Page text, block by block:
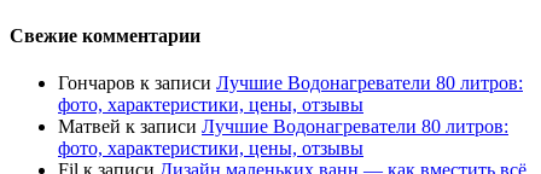
Свежие комментарии
Гончаров к записи Лучшие Водонагреватели 80 литров:
фото, характеристики, цены, отзывы
Матвей к записи Лучшие Водонагреватели 80 литров:
фото, характеристики, цены, отзывы